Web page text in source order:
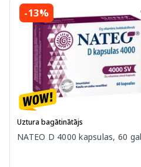
-13%
Uztura bagātinātājs
NATEO D 4000 kapsulas, 60